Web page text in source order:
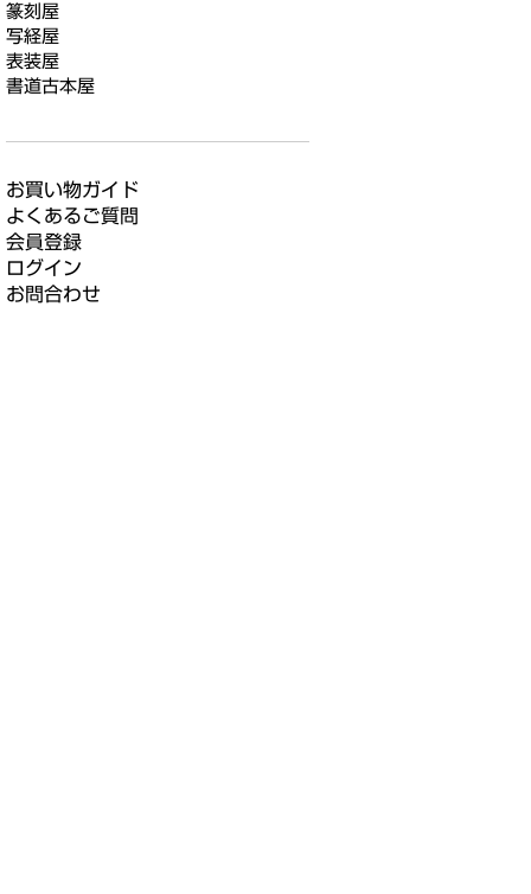
篆刻屋
写経屋
表装屋
書道古本屋
お買い物ガイド
よくあるご質問
会員登録
ログイン
お問合わせ